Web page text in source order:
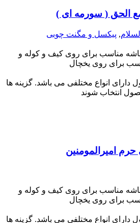
الحق ( سورمه ای )
, پیکسل و مگنت چوبی
مناسب برای روی کیف و کوله و
برای روی یخچال
دارای انواع مختلفی می باشد. گزینه ها
انتخاب شوند
امیرالمومنین
مناسب برای روی کیف و کوله و
برای روی یخچال
دارای انواع مختلفی می باشد. گزینه ها